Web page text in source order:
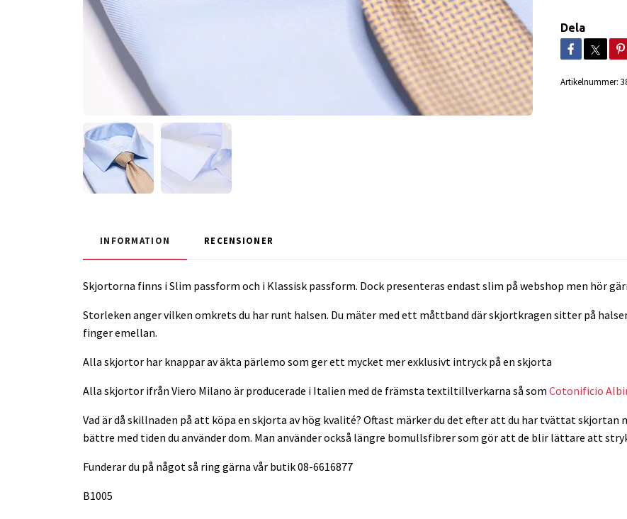
Dela
Artikelnummer:
INFORMATION RECENSIONER
Skjortorna finns i Slim passform och i Klassisk passform. Dock presenteras endast slim på webshop men hör
Storleken anger vilken omkrets du har runt halsen. Du mäter med ett måttband där skjortkragen sitter på
finger emellan.
Alla skjortor har knappar av äkta pärlemo som ger ett mycket mer exklusivt intryck på en skjorta
Alla skjortor ifrån Viero Milano är producerade i Italien med de främsta textiltillverkarna så som Cotonificio
Vad är då skillnaden på att köpa en skjorta av hög kvalité? Oftast märker du det efter att du har tvättat skjortan
bättre med tiden du använder dom. Man använder också längre bomullsfibrer som gör att de blir lättare att
Funderar du på något så ring gärna vår butik 08-6616877
B1005